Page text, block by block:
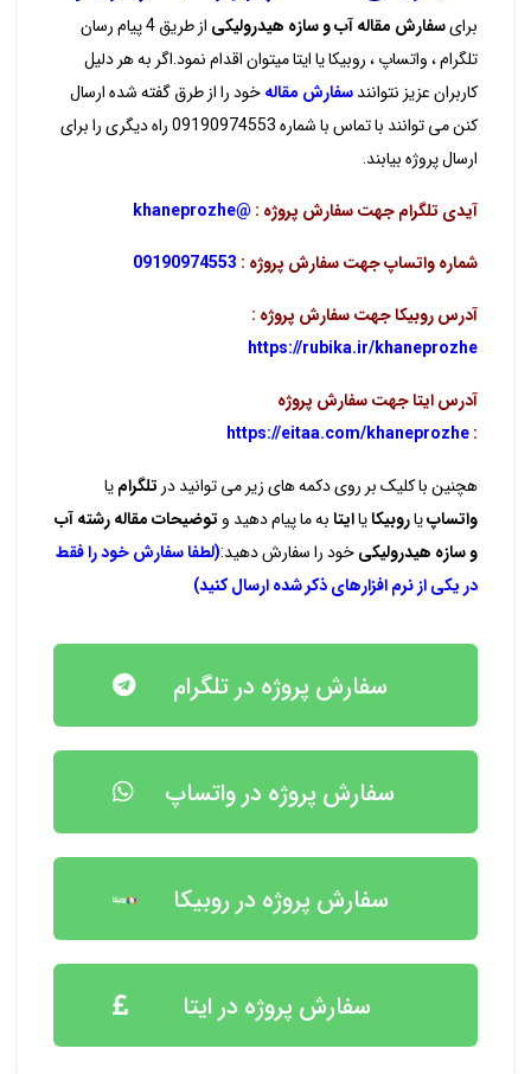
برایسفارش مقاله آب و سازه هیدرولیکی
از طریق 4 پیام رسان
تلگرام ، واتساپ ، روبیکا یا ایتا میتوان اقدام نمود.اگر به هر دلیل
کاربران عزیز نتوانند سفارش مقاله خود را از طرق گفته شده ارسال
کنن می توانند با تماس با شماره 09190974553 راه دیگری را برای
ارسال پروژه بیابند.
آیدی تلگرام جهت سفارش پروژه : @khaneprozhe
شماره واتساپ جهت سفارش پروژه : 09190974553
آدرس روبیکا جهت سفارش پروژه :
https://rubika.ir/khaneprozhe
آدرس ایتا جهت سفارش پروژه
:
https://eitaa.com/khaneprozhe
هچنین با کلیک بر روی دکمه های زیر می توانید در تلگرام یا
واتساپیاروبیکایاایتا به ما پیام دهید و توضیحات مقاله رشته آب
و سازه هیدرولیکی خود را سفارش دهید:(لطفا سفارش خود را فقط
در یکی از نرم افزارهای ذکر شده ارسال کنید)
سفارش پروژه در تلگرام
سفارش پروژه در واتساپ
سفارش پروژه در روبیکا
سفارش پروژه در ایتا